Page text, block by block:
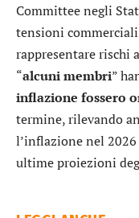
Committee negli
tensioni
rappresentare rischi
“alcuni membri”
inflazione fossero
termine, rilevando
l’inflazione nel
ultime proiezioni